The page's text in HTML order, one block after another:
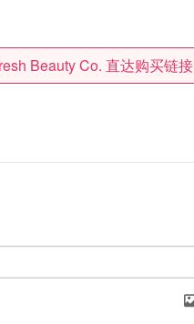
Beauty Co. 直达购买链接